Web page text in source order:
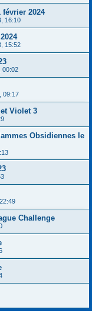
février 2024
16:10
15:52
00:02
09:17
Violet 3
Obsidiennes le
Challenge